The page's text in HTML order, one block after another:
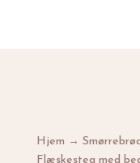
Hjem →
Flæskesteg med